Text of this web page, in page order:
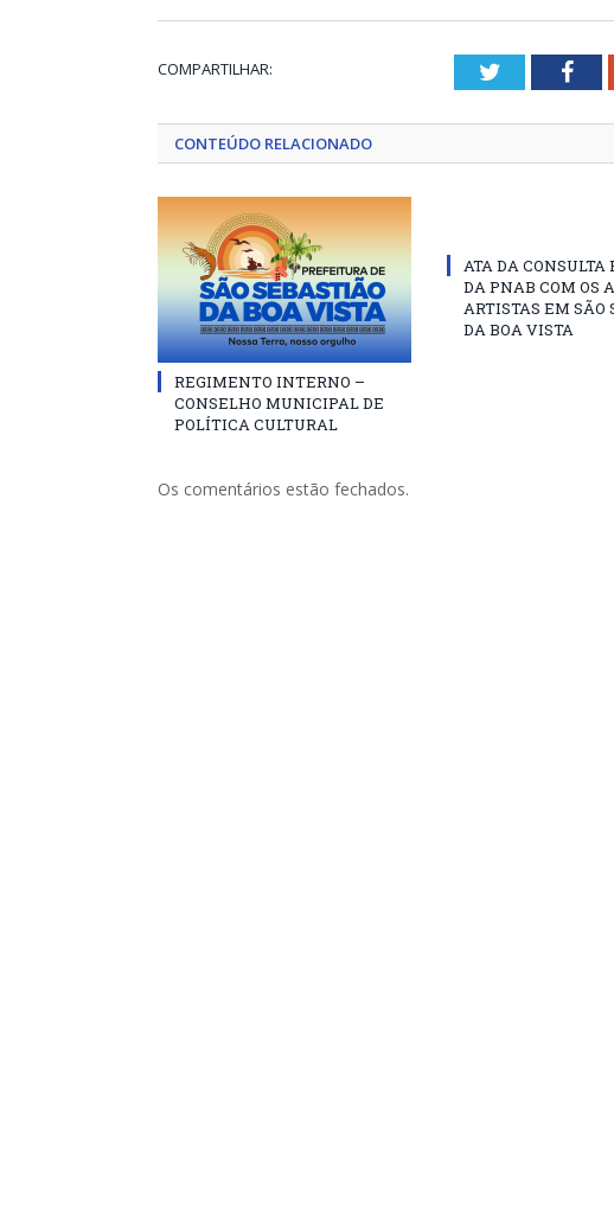
COMPARTILHAR: Twitter
CONTEÚDO RELACIONADO
REGIMENTO INTERNO –
CONSELHO MUNICIPAL DE
POLÍTICA CULTURAL
ATA DA
DA PNAB COM OS
ARTISTAS EM SÃO
DA BOA VISTA
Os comentários estão fechados.